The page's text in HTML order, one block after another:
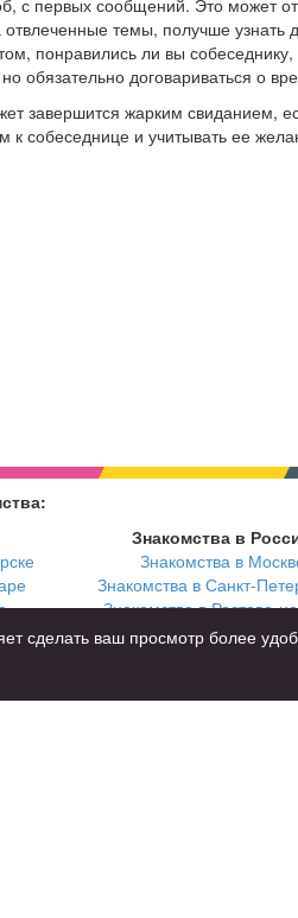
с первых сообщений. Это может
темы, получше узнать
понравились ли вы
обязательно договариваться о
завершится жарким свиданием,
собеседнице и учитывать ее
Знакомства в
Знакомства в
Знакомства в Санкт-
Знакомства в Ростове-
сделать ваш просмотр более